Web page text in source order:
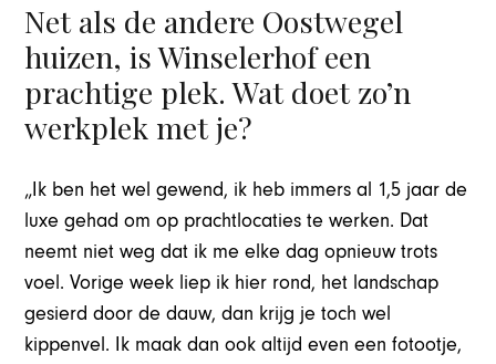
Net als de andere Oostwegel
huizen, is Winselerhof een
prachtige plek. Wat doet zo’n
werkplek met je?
„Ik ben het wel gewend, ik heb immers al 1,5 jaar de
luxe gehad om op prachtlocaties te werken. Dat
neemt niet weg dat ik me elke dag opnieuw trots
voel. Vorige week liep ik hier rond, het landschap
gesierd door de dauw, dan krijg je toch wel
kippenvel. Ik maak dan ook altijd even een fotootje,